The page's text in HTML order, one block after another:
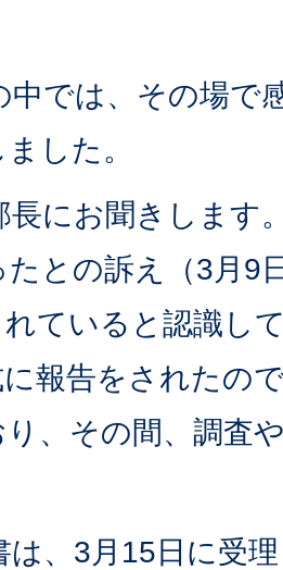
では、その場で
した。
にお聞きします
との訴え（3月9
ていると認識し
報告をされたの
、その間、調査
、3月15日に受